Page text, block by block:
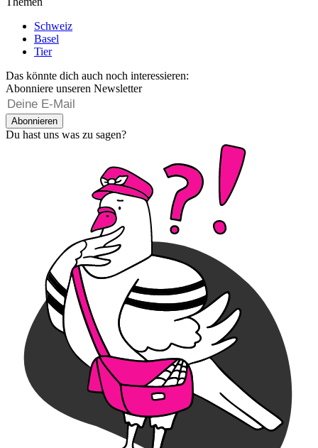
Schweiz
Basel
Tier
Das könnte dich auch noch interessieren:
Abonniere unseren Newsletter
Abonnieren
Du hast uns was zu sagen?